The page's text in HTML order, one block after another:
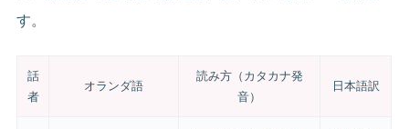
す。
話
者
オランダ語
読み方（カタカナ発
音）
日本語訳